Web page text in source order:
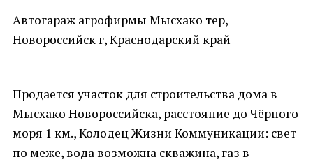
Автогараж агрофирмы Мысхако тер,
Новороссийск г, Краснодарский край
Продается участок для строительства дома в
Мысхако Новороссийска, расстояние до Чёрного
моря 1 км., Колодец Жизни Коммуникации: свет
по меже, вода возможна скважина, газ в